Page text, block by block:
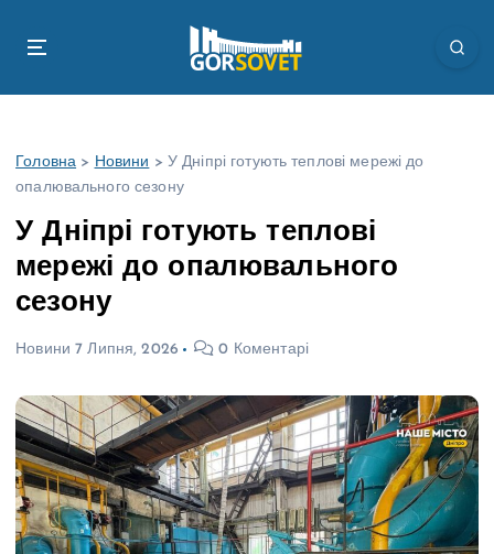
Головна > Новини > У Дніпрі готують теплові мережі до
опалювального сезону
У Дніпрі готують теплові
мережі до опалювального
сезону
Новини 7 Липня, 2026 0 Коментарі